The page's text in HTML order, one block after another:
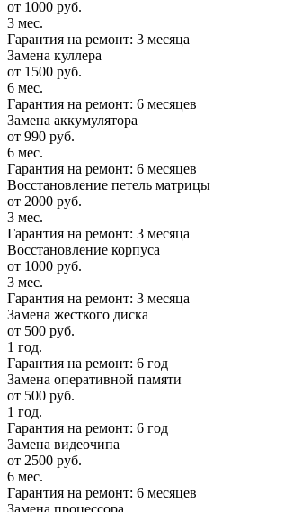
от 1000 руб.
3 мес.
Гарантия на ремонт: 3 месяца
Замена куллера
от 1500 руб.
6 мес.
Гарантия на ремонт: 6 месяцев
Замена аккумулятора
от 990 руб.
6 мес.
Гарантия на ремонт: 6 месяцев
Восстановление петель матрицы
от 2000 руб.
3 мес.
Гарантия на ремонт: 3 месяца
Восстановление корпуса
от 1000 руб.
3 мес.
Гарантия на ремонт: 3 месяца
Замена жесткого диска
от 500 руб.
1 год.
Гарантия на ремонт: 6 год
Замена оперативной памяти
от 500 руб.
1 год.
Гарантия на ремонт: 6 год
Замена видеочипа
от 2500 руб.
6 мес.
Гарантия на ремонт: 6 месяцев
Замена процессора